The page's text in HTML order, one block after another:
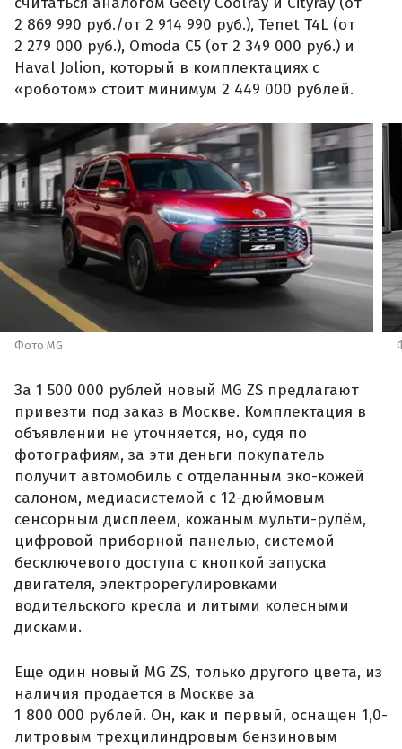
2 869 990 руб./от 2 914 990 руб.), Tenet T4L (от
2 279 000 руб.), Omoda C5 (от 2 349 000 руб.) и
Haval Jolion, который в комплектациях с
«роботом» стоит минимум 2 449 000 рублей.
Фото MG
За 1 500 000 рублей новый MG ZS предлагают
привезти под заказ в Москве. Комплектация в
объявлении не уточняется, но, судя по
фотографиям, за эти деньги покупатель
получит автомобиль с отделанным эко-кожей
салоном, медиасистемой с 12-дюймовым
сенсорным дисплеем, кожаным мульти-рулём,
цифровой приборной панелью, системой
бесключевого доступа с кнопкой запуска
двигателя, электрорегулировками
водительского кресла и литыми колесными
дисками.
Еще один новый MG ZS, только другого цвета, из
наличия продается в Москве за
1 800 000 рублей. Он, как и первый, оснащен 1,0-
литровым трехцилиндровым бензиновым